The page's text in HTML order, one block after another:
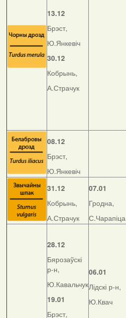
13.12
Брэст,
Ю.Янкевіч
30.12
Кобрынь,
А.Страчук
08.12
Брэст,
Ю.Янкевіч
31.12
Кобрынь,
А.Страчук
07.01
Гродна,
С.Чарапіца
28.12
Бярозаўскі
р-н,
Ю.Кавальчук
19.01
Брэст,
06.01
Лідскі р-н,
Ю.Квач